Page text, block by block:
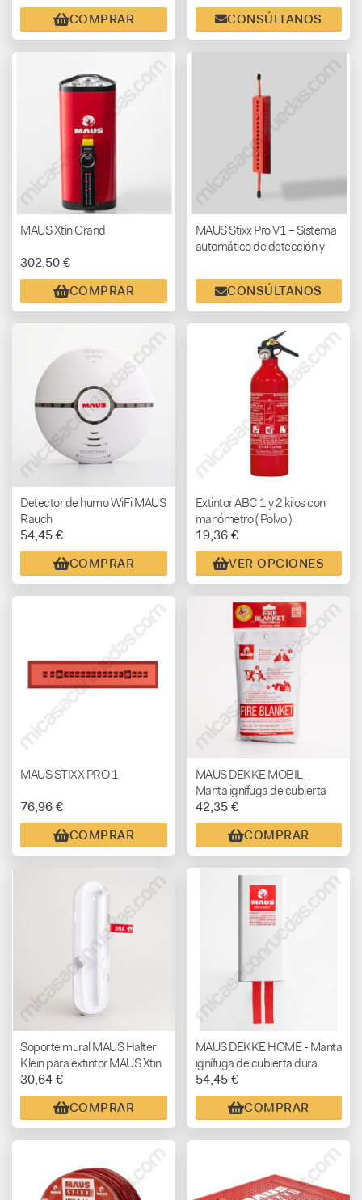
COMPRAR
CONSÚLTANOS
MAUS Xtin Grand
302,50 €
COMPRAR
MAUS Stixx Pro V1 – Sistema
automático de detección y
CONSÚLTANOS
Detector de humo WiFi MAUS
Rauch
54,45 €
COMPRAR
Extintor ABC 1 y 2 kilos con
manómetro ( Polvo )
19,36 €
VER OPCIONES
MAUS STIXX PRO 1
76,96 €
COMPRAR
MAUS DEKKE MOBIL -
Manta ignífuga de cubierta
blanda
42,35 €
COMPRAR
Soporte mural MAUS Halter
Klein para extintor MAUS Xtin
Klein
30,64 €
COMPRAR
MAUS DEKKE HOME - Manta
ignífuga de cubierta dura
54,45 €
COMPRAR